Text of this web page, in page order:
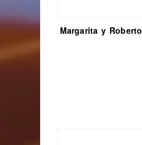
Margarita y Roberto